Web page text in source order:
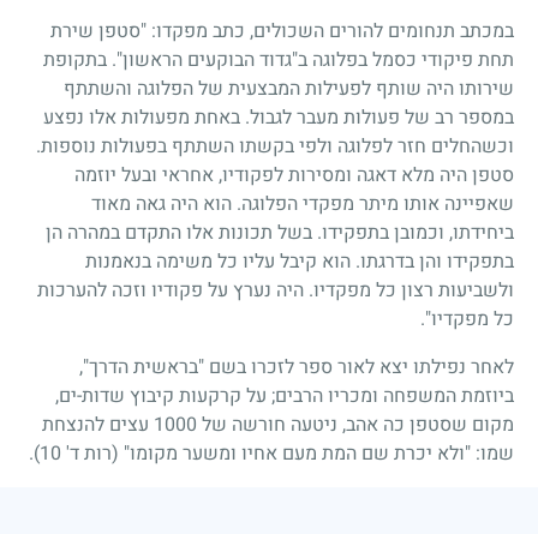
במכתב תנחומים להורים השכולים, כתב מפקדו: "סטפן שירת
תחת פיקודי כסמל בפלוגה ב"גדוד הבוקעים הראשון". בתקופת
שירותו היה שותף לפעילות המבצעית של הפלוגה והשתתף
במספר רב של פעולות מעבר לגבול. באחת מפעולות אלו נפצע
וכשהחלים חזר לפלוגה ולפי בקשתו השתתף בפעולות נוספות.
סטפן היה מלא דאגה ומסירות לפקודיו, אחראי ובעל יוזמה
שאפיינה אותו מיתר מפקדי הפלוגה. הוא היה גאה מאוד
ביחידתו, וכמובן בתפקידו. בשל תכונות אלו התקדם במהרה הן
בתפקידו והן בדרגתו. הוא קיבל עליו כל משימה בנאמנות
ולשביעות רצון כל מפקדיו. היה נערץ על פקודיו וזכה להערכות
כל מפקדיו".
לאחר נפילתו יצא לאור ספר לזכרו בשם "בראשית הדרך",
ביוזמת המשפחה ומכריו הרבים; על קרקעות קיבוץ שדות-ים,
מקום שסטפן כה אהב, ניטעה חורשה של 1000 עצים להנצחת
שמו: "ולא יכרת שם המת מעם אחיו ומשער מקומו" (רות ד' 10
).